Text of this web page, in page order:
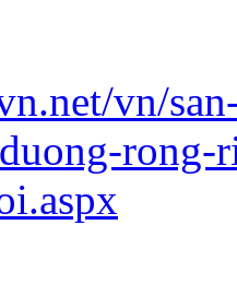
vn/